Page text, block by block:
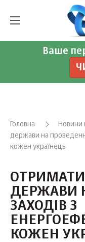
Ваше
Головна Новини
держави на
кожен українець
ДЕРЖАВИ
ЗАХОДІВ З
КОЖЕН